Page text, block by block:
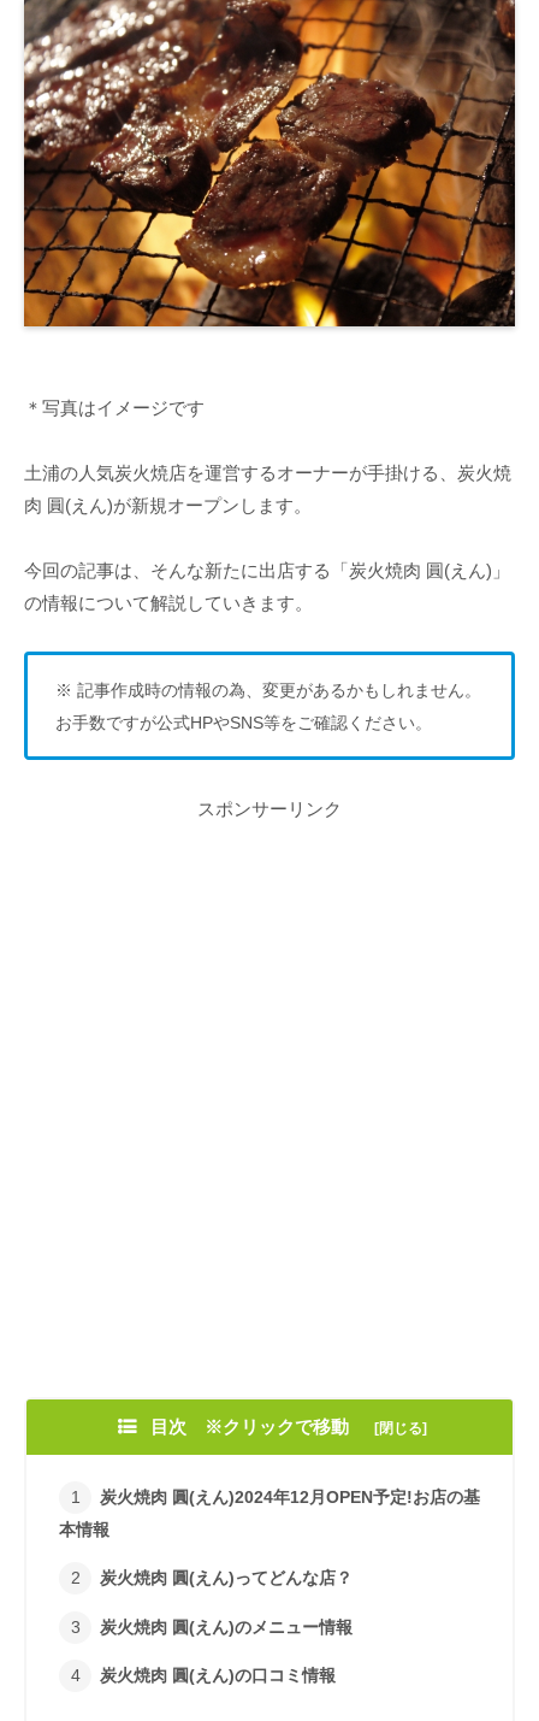
＊写真はイメージです
土浦の人気炭火焼店を運営するオーナーが手掛ける、炭火焼
肉 圓(えん)が新規オープンします。
今回の記事は、そんな新たに出店する「炭火焼肉 圓(えん)」
の情報について解説していきます。
※ 記事作成時の情報の為、変更があるかもしれません。
お手数ですが公式HPやSNS等をご確認ください。
スポンサーリンク
目次 ※クリックで移動
炭火焼肉 圓(えん)2024年12月OPEN予定!お店の基
本情報
炭火焼肉 圓(えん)ってどんな店？
炭火焼肉 圓(えん)のメニュー情報
炭火焼肉 圓(えん)の口コミ情報